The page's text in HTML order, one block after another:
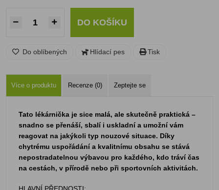
DO KOŠÍKU
Do oblíbených Hlídací pes Tisk
Více o produktu Recenze (0) Zeptejte se
Tato lékárnička je sice malá, ale skutečně praktická –
snadno se přenáší, sbalí i uskladní a umožní vám
reagovat na jakýkoli typ nouzové situace. Díky
chytrému uspořádání a kvalitnímu obsahu se stává
nepostradatelnou výbavou pro každého, kdo tráví čas
na cestách, v přírodě nebo při sportovních aktivitách.